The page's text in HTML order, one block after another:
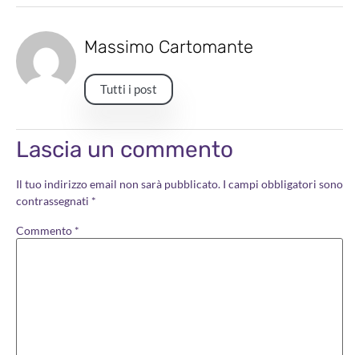
Massimo Cartomante
Tutti i post
Lascia un commento
Il tuo indirizzo email non sarà pubblicato. I campi obbligatori sono
contrassegnati *
Commento *